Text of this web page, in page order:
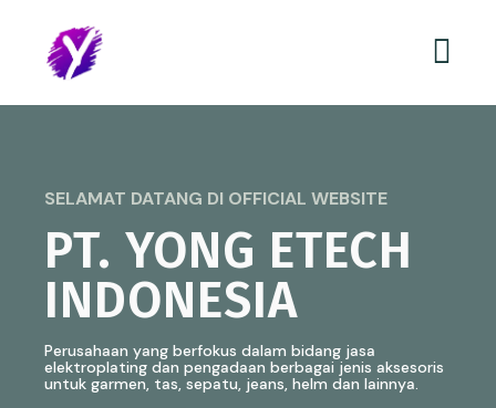
SELAMAT DATANG DI OFFICIAL WEBSITE
PT. YONG ETECH
INDONESIA
Perusahaan yang berfokus dalam bidang jasa
elektroplating dan pengadaan berbagai jenis aksesoris
untuk garmen, tas, sepatu, jeans, helm dan lainnya.